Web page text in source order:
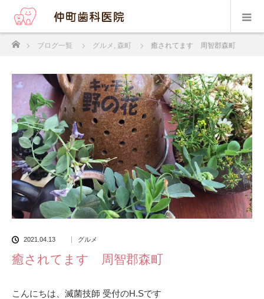
ブログ一覧 グルメ , 森町 癒されてます 周智郡森町
2021.04.13 グルメ
癒されてます 周智郡森町
こんにちは、滅菌技師 受付のH.Sです